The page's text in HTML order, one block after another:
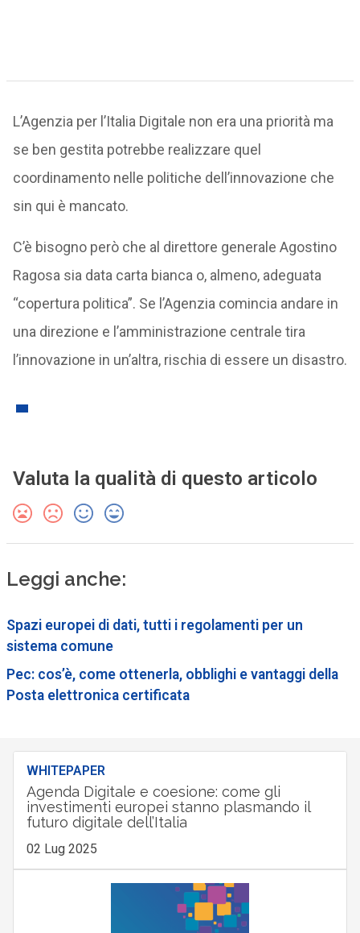
L’Agenzia per l’Italia Digitale non era una priorità ma
se ben gestita potrebbe realizzare quel
coordinamento nelle politiche dell’innovazione che
sin qui è mancato.
C’è bisogno però che al direttore generale Agostino
Ragosa sia data carta bianca o, almeno, adeguata
“copertura politica”. Se l’Agenzia comincia andare in
una direzione e l’amministrazione centrale tira
l’innovazione in un’altra, rischia di essere un disastro.
Valuta la qualità di questo articolo
Leggi anche:
Spazi europei di dati, tutti i regolamenti per un
sistema comune
Pec: cos’è, come ottenerla, obblighi e vantaggi della
Posta elettronica certificata
WHITEPAPER
Agenda Digitale e coesione: come gli
investimenti europei stanno plasmando il
futuro digitale dell’Italia
02 Lug 2025